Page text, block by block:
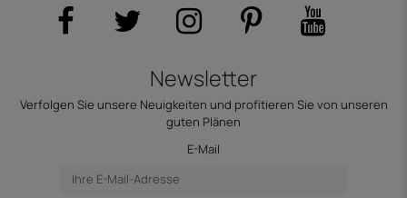
Newsletter
Verfolgen Sie unsere Neuigkeiten und profitieren Sie von unseren
guten Plänen
E-Mail